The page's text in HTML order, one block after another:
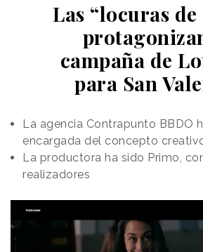
Las “locuras
campaña de
para San
La agencia Contrapunto BBDO
encargada del concepto
La productora ha sido Primo,
realizadores